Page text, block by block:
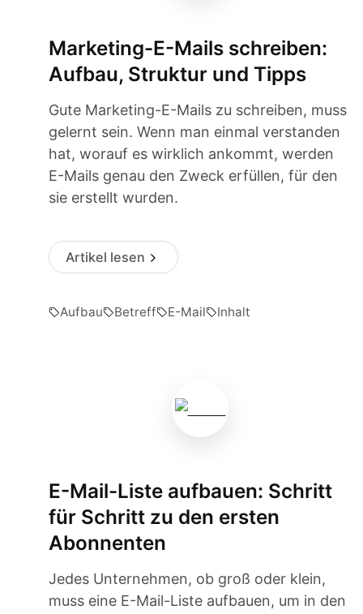
Marketing-E-Mails schreiben:
Aufbau, Struktur und Tipps
Gute Marketing-E-Mails zu schreiben, muss
gelernt sein. Wenn man einmal verstanden
hat, worauf es wirklich ankommt, werden
E-Mails genau den Zweck erfüllen, für den
sie erstellt wurden.
Artikel lesen
Aufbau Betreff E-Mail Inhalt
E-Mail-Liste aufbauen: Schritt
für Schritt zu den ersten
Abonnenten
Jedes Unternehmen, ob groß oder klein,
muss eine E-Mail-Liste aufbauen, um in den